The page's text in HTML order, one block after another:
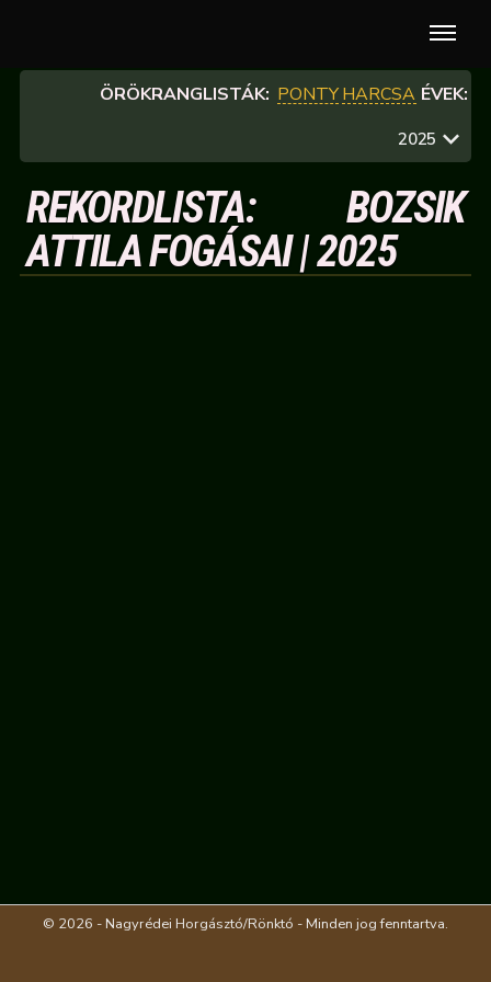
ÖRÖKRANGLISTÁK: PONTYHARCSA ÉVEK:
2025
REKORDLISTA: BOZSIK
ATTILA FOGÁSAI | 2025
© 2026 - Nagyrédei Horgásztó/Rönktó - Minden jog fenntartva.